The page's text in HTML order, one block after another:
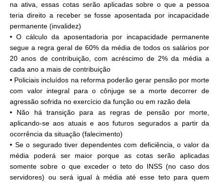
na ativa, essas cotas serão aplicadas sobre o que a pessoa
teria direito a receber se fosse aposentada por incapacidade
permanente (invalidez)
• O cálculo da aposentadoria por incapacidade permanente
segue a regra geral de 60% da média de todos os salários por
20 anos de contribuição, com acréscimo de 2% da média a
cada ano a mais de contribuição
• Policiais incluídos na reforma poderão gerar pensão por morte
com valor integral para o cônjuge se a morte decorrer de
agressão sofrida no exercício da função ou em razão dela
• Não há transição para as regras de pensão por morte,
aplicando-se aos atuais e aos futuros segurados a partir da
ocorrência da situação (falecimento)
• Se o segurado tiver dependentes com deficiência, o valor da
média poderá ser maior porque as cotas serão aplicadas
somente sobre o que exceder o teto do INSS (no caso dos
servidores) ou será igual à média até esse teto para quem